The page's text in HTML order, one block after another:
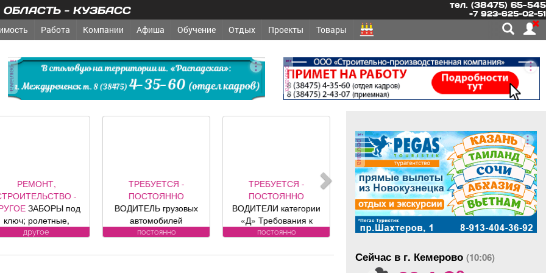
- КУЗБАСС тел. (38475) 65-545
+7 923-625-02-51
Работа Компании Афиша Обучение Отдых Проекты Товары
реклама реклама
РЕМОНТ,
-
ЗАБОРЫ под
ключ; ролетные,
ворота (от
представителя
другое
ТРЕБУЕТСЯ -
ПОСТОЯННО
ВОДИТЕЛЬ грузовых
автомобилей
Требования к
Подробности по
постоянно
ТРЕБУЕТСЯ -
ПОСТОЯННО
ВОДИТЕЛИ категории
«Д» Требования к
кандидату: Водителей
переобучим за счет
постоянно
реклама
Сейчас в г. Кемерово (10:06)